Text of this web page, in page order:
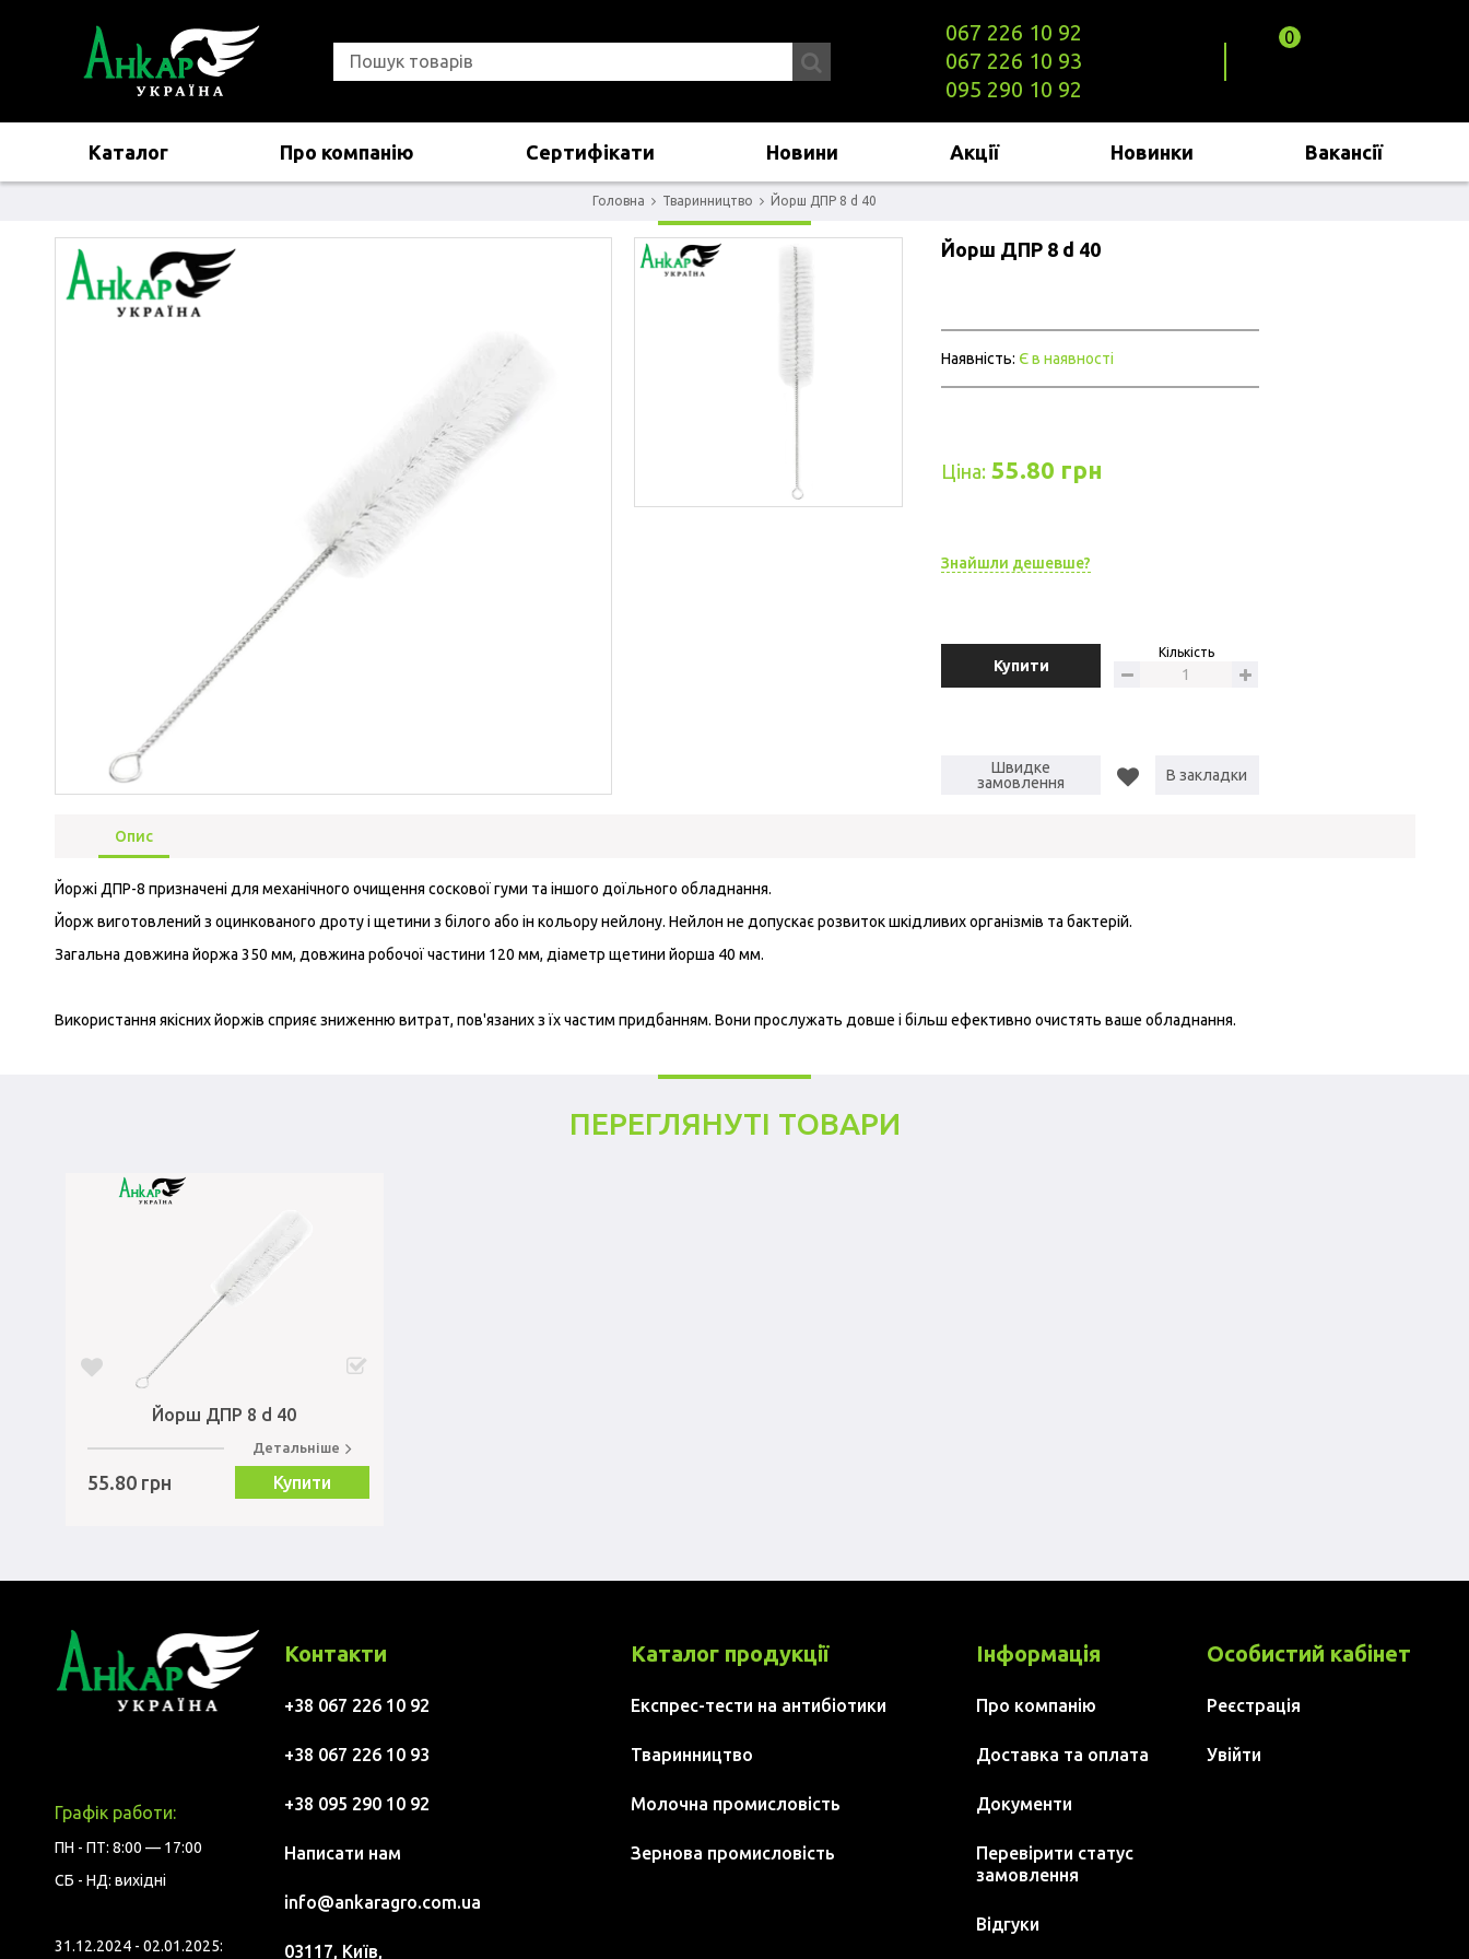
067 226 10 92
067 226 10 93
095 290 10 92
0
Каталог Про компанію Сертифікати Новини Акції Новинки Вакансії
Головна Тваринництво Йорш ДПР 8 d 40
Йорш ДПР 8 d 40
Наявність: Є в наявності
Ціна: 55.80 грн
Знайшли дешевше?
Купити
Кількість
Швидке
замовлення
В закладки
Опис
Йоржі ДПР-8 призначені для механічного очищення соскової гуми та іншого доїльного обладнання.
Йорж виготовлений з оцинкованого дроту і щетини з білого або ін кольору нейлону. Нейлон не допускає розвиток шкідливих організмів та бактерій.
Загальна довжина йоржа 350 мм, довжина робочої частини 120 мм, діаметр щетини йорша 40 мм.
Використання якісних йоржів сприяє зниженню витрат, пов'язаних з їх частим придбанням. Вони прослужать довше і більш ефективно очистять ваше обладнання.
ПЕРЕГЛЯНУТІ ТОВАРИ
Йорш ДПР 8 d 40
55.80 грн
Детальніше
Купити
Графік работи:
ПН - ПТ: 8:00 — 17:00
СБ - НД: вихідні
31.12.2024 - 02.01.2025:
Контакти
+38 067 226 10 92
+38 067 226 10 93
+38 095 290 10 92
Написати нам
info@ankaragro.com.ua
03117, Київ,
Каталог продукції
Експрес-тести на антибіотики
Тваринництво
Молочна промисловість
Зернова промисловість
Інформація
Про компанію
Доставка та оплата
Документи
Перевірити статус
замовлення
Відгуки
Особистий кабінет
Реєстрація
Увійти